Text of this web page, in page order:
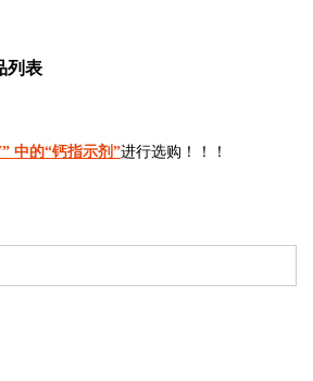
列表
中的“钙指示剂”进行选购！！！